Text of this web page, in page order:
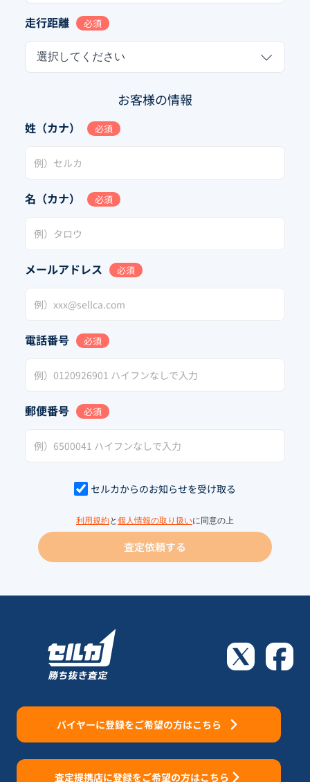
走行距離 必須
選択してください
お客様の情報
姓（カナ） 必須
名（カナ） 必須
メールアドレス 必須
電話番号 必須
郵便番号 必須
セルカからのお知らせを受け取る
利用規約と 個人情報の取り扱いに同意の上
査定依頼する
バイヤーに登録をご希望の方はこちら
査定提携店に登録をご希望の方はこちら